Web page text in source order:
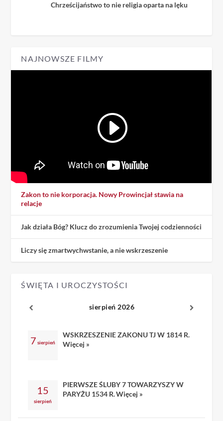
Chrześcijaństwo to nie religia oparta na lęku
NAJNOWSZE FILMY
Zakon to nie korporacja. Nowy Prowincjał stawia na
relacje
Jak działa Bóg? Klucz do zrozumienia Twojej codzienności
Liczy się zmartwychwstanie, a nie wskrzeszenie
ŚWIĘTA I UROCZYSTOŚCI
sierpień 2026
7 sierpień
WSKRZESZENIE ZAKONU TJ W 1814 R.
Więcej »
15
sierpień
PIERWSZE ŚLUBY 7 TOWARZYSZY W
PARYŻU 1534 R.Więcej »